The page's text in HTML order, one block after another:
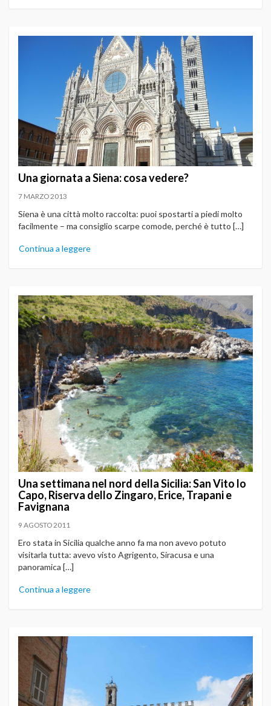
Una giornata a Siena: cosa vedere?
7 MARZO 2013
Siena è una città molto raccolta: puoi spostarti a piedi molto
facilmente – ma consiglio scarpe comode, perché è tutto […]
Continua a leggere
Una settimana nel nord della Sicilia: San Vito lo
Capo, Riserva dello Zingaro, Erice, Trapani e
Favignana
9 AGOSTO 2011
Ero stata in Sicilia qualche anno fa ma non avevo potuto
visitarla tutta: avevo visto Agrigento, Siracusa e una
panoramica […]
Continua a leggere